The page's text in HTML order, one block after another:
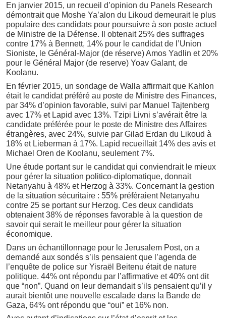
En janvier 2015, un recueil d’opinion du Panels Research
démontrait que Moshe Ya’alon du Likoud demeurait le plus
populaire des candidats pour poursuivre à son poste actuel
de Ministre de la Défense. Il obtenait 25% des suffrages
contre 17% à Bennett, 14% pour le candidat de l’Union
Sioniste, le Général-Major (de réserve) Amos Yadlin et 20%
pour le Général Major (de reserve) Yoav Galant, de
Koolanu.
En février 2015, un sondage de Walla affirmait que Kahlon
était le candidat préféré au poste de Ministre des Finances,
par 34% d’opinion favorable, suivi par Manuel Tajtenberg
avec 17% et Lapid avec 13%. Tzipi Livni s’avérait être la
candidate préférée pour le poste de Ministre des Affaires
étrangères, avec 24%, suivie par Gilad Erdan du Likoud à
18% et Lieberman à 17%. Lapid recueillait 14% des avis et
Michael Oren de Koolanu, seulement 7%.
Une étude portant sur le candidat qui conviendrait le mieux
pour gérer la situation politico-diplomatique, donnait
Netanyahu à 48% et Herzog à 33%. Concernant la gestion
de la situation sécuritaire : 55% préféraient Netanyahu
contre 25 se portant sur Herzog. Ces deux candidats
obtenaient 38% de réponses favorable à la question de
savoir qui serait le meilleur pour gérer la situation
économique.
Dans un échantillonnage pour le Jerusalem Post, on a
demandé aux sondés s’ils pensaient que l’agenda de
l’enquête de police sur Yisraël Beitenu était de nature
politique. 44% ont répondu par l’affirmative et 40% ont dit
que “non”. Quand on leur demandait s’ils pensaient qu’il y
aurait bientôt une nouvelle escalade dans la Bande de
Gaza, 64% ont répondu que “oui” et 16% non.